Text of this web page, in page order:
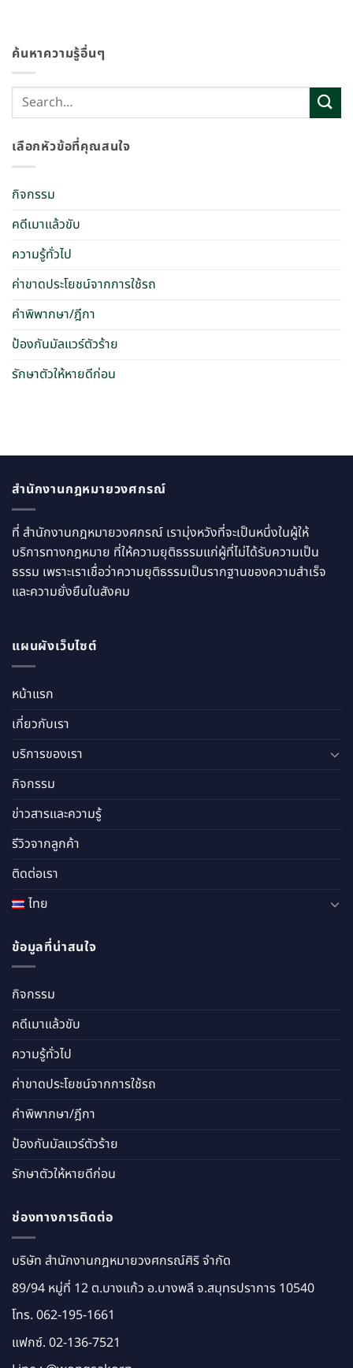
ค้นหาความรู้อื่นๆ
เลือกหัวข้อที่คุณสนใจ
กิจกรรม
คดีเมาแล้วขับ
ความรู้ทั่วไป
ค่าขาดประโยชน์จากการใช้รถ
คำพิพากษา/ฎีกา
ป้องกันมัลแวร์ตัวร้าย
รักษาตัวให้หายดีก่อน
สำนักงานกฎหมายวงศกรณ์
ที่ สำนักงานกฎหมายวงศกรณ์ เรามุ่งหวังที่จะเป็นหนึ่งในผู้ให้
บริการทางกฎหมาย ที่ให้ความยุติธรรมแก่ผู้ที่ไม่ได้รับความเป็น
ธรรม เพราะเราเชื่อว่าความยุติธรรมเป็นรากฐานของความสำเร็จ
และความยั่งยืนในสังคม
แผนผังเว็บไซต์
หน้าแรก
เกี่ยวกับเรา
บริการของเรา
กิจกรรม
ข่าวสารและความรู้
รีวิวจากลูกค้า
ติดต่อเรา
ไทย
ข้อมูลที่น่าสนใจ
กิจกรรม
คดีเมาแล้วขับ
ความรู้ทั่วไป
ค่าขาดประโยชน์จากการใช้รถ
คำพิพากษา/ฎีกา
ป้องกันมัลแวร์ตัวร้าย
รักษาตัวให้หายดีก่อน
ช่องทางการติดต่อ
บริษัท สำนักงานกฎหมายวงศกรณ์ศิริ จำกัด
89/94 หมู่ที่ 12 ต.บางแก้ว อ.บางพลี จ.สมุทรปราการ 10540
โทร. 062-195-1661
แฟกซ์. 02-136-7521